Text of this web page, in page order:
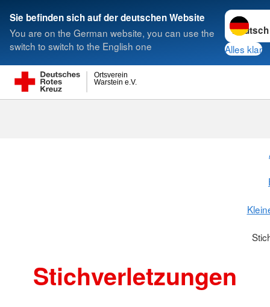
Sie befinden sich auf der deutschen Website
You are on the German website, you can use the
switch to switch to the English one
Sprache
Alles klar
Warstein e.V.
Ortsverein
Suche
Stichverletzungen